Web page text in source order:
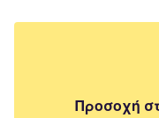
Προσοχή